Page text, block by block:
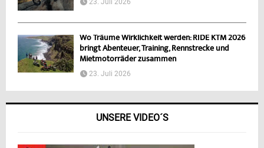
23. Juli 2026
Wo Träume Wirklichkeit werden: RIDE KTM 2026
bringt Abenteuer, Training, Rennstrecke und
Mietmotorräder zusammen
23. Juli 2026
UNSERE VIDEO´S